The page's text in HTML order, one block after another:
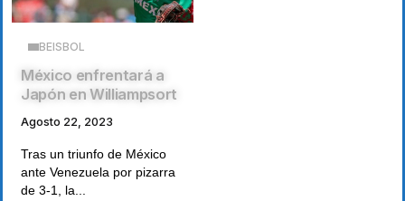
BEISBOL
México enfrentará a
Japón en Williampsort
Agosto 22, 2023
Tras un triunfo de México
ante Venezuela por pizarra
de 3-1, la...